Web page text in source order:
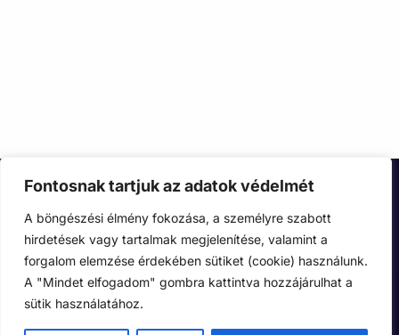
Fontosnak tartjuk az adatok védelmét
A böngészési élmény fokozása, a személyre szabott
hirdetések vagy tartalmak megjelenítése, valamint a
forgalom elemzése érdekében sütiket (cookie) használunk.
A "Mindet elfogadom" gombra kattintva hozzájárulhat a
sütik használatához.
Adatkezelési tájékoztató